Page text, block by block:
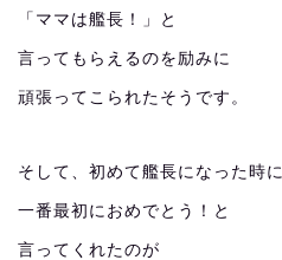
「ママは艦長！」と
言ってもらえるのを励みに
頑張ってこられたそうです。
そして、初めて艦長になった時に
一番最初におめでとう！と
言ってくれたのが